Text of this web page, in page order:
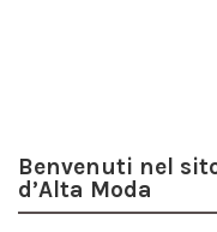
Benvenuti nel
d’Alta Moda